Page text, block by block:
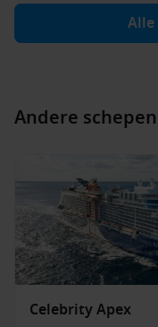
Alle
Andere schepen
Celebrity Apex